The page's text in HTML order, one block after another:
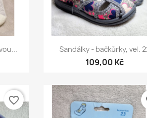
Rychlý náhled
Sandálky - bačkůrky, vel.
109,00 Kč
favorite_border